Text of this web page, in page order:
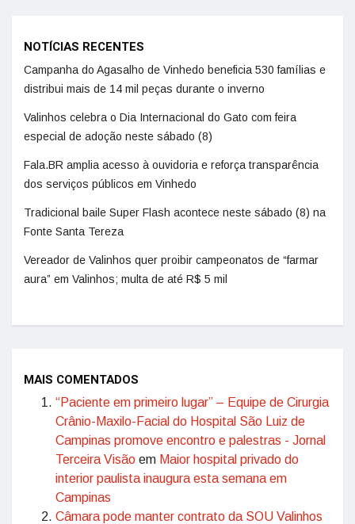
NOTÍCIAS RECENTES
Campanha do Agasalho de Vinhedo beneficia 530 famílias e
distribui mais de 14 mil peças durante o inverno
Valinhos celebra o Dia Internacional do Gato com feira
especial de adoção neste sábado (8)
Fala.BR amplia acesso à ouvidoria e reforça transparência
dos serviços públicos em Vinhedo
Tradicional baile Super Flash acontece neste sábado (8) na
Fonte Santa Tereza
Vereador de Valinhos quer proibir campeonatos de “farmar
aura” em Valinhos; multa de até R$ 5 mil
MAIS COMENTADOS
“Paciente em primeiro lugar” – Equipe de Cirurgia
Crânio-Maxilo-Facial do Hospital São Luiz de
Campinas promove encontro e palestras - Jornal
Terceira Visão em Maior hospital privado do
interior paulista inaugura esta semana em
Campinas
Câmara pode manter contrato da SOU Valinhos